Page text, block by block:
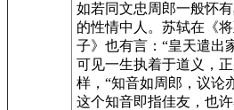
如若同文忠周郎一般怀
的性情中人。苏轼在《
子》也有言：“皇天遣出
可见一生执着于道义，
样，“知音如周郎，议论
这个知音即指佳友，也